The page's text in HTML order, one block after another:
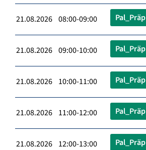
21.08.2026 08:00-09:00 Pal_Präp
21.08.2026 09:00-10:00 Pal_Präp
21.08.2026 10:00-11:00 Pal_Präp
21.08.2026 11:00-12:00 Pal_Präp
21.08.2026 12:00-13:00 Pal_Präp